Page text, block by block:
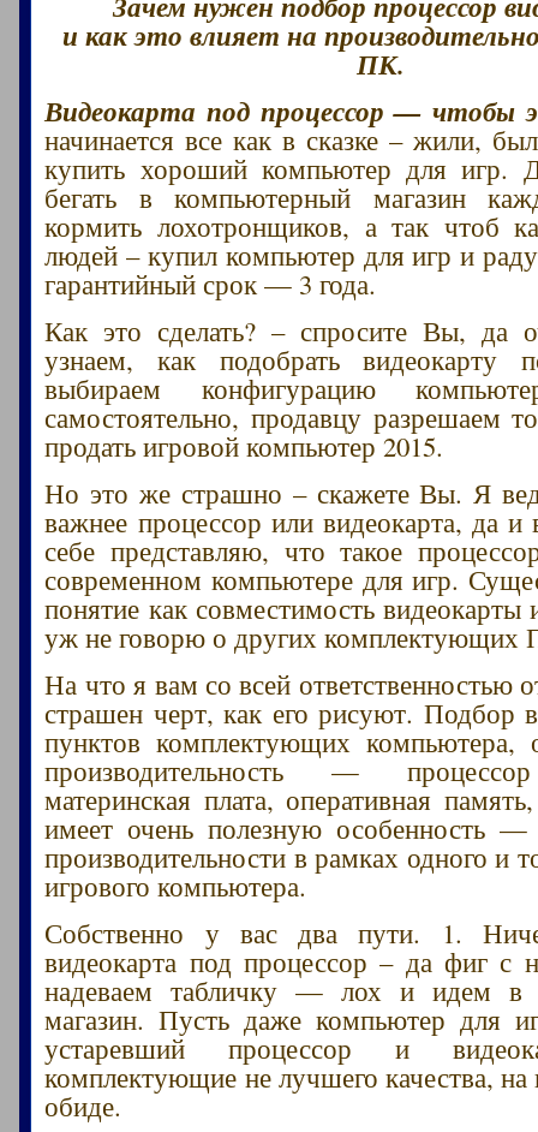
и как это влияет на
ПК.
Видеокарта под процессор — чтобы
начинается все как в сказке – жили,
купить хороший компьютер для игр.
бегать в компьютерный магазин
кормить лохотронщиков, а так чтоб
людей – купил компьютер для игр и
гарантийный срок — 3 года.
Как это сделать? – спросите Вы, да
узнаем, как подобрать видеокарту
выбираем конфигурацию
самостоятельно, продавцу разрешаем
продать игровой компьютер 2015.
Но это же страшно – скажете Вы. Я
важнее процессор или видеокарта, да
себе представляю, что такое
современном компьютере для игр.
понятие как совместимость видеокарты
уж не говорю о других комплектующих
На что я вам со всей ответственностью
страшен черт, как его рисуют. Подбор
пунктов комплектующих компьютера,
производительность —
материнская плата, оперативная
имеет очень полезную особенность
производительности в рамках одного и
игрового компьютера.
Собственно у вас два пути. 1.
видеокарта под процессор – да фиг с
надеваем табличку — лох и идем в
магазин. Пусть даже компьютер для
устаревший процессор и
комплектующие не лучшего качества, на
обиде.